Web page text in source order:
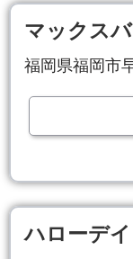
マックス
福岡県福岡市
ハローデ